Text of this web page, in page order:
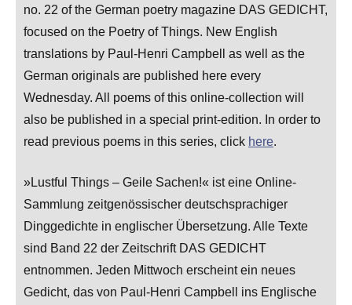
no. 22 of the German poetry magazine DAS GEDICHT,
focused on the Poetry of Things. New English
translations by Paul-Henri Campbell as well as the
German originals are published here every
Wednesday. All poems of this online-collection will
also be published in a special print-edition. In order to
read previous poems in this series, click here.
»Lustful Things – Geile Sachen!« ist eine Online-
Sammlung zeitgenössischer deutschsprachiger
Dinggedichte in englischer Übersetzung. Alle Texte
sind Band 22 der Zeitschrift DAS GEDICHT
entnommen. Jeden Mittwoch erscheint ein neues
Gedicht, das von Paul-Henri Campbell ins Englische